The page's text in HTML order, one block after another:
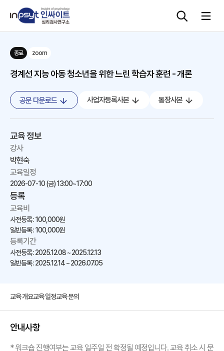
심리검사
상담도구
교육 워크숍
단체검사
종료 zoom
경계선 지능 아동 청소년을 위한 느린 학습자 훈련 - 개론
교육 정보
강사
박현숙
교육일정
2026-07-10 (금)13:00~17:00
등록
교육비
사전등록 : 100,000원
일반등록 : 100,000원
등록기간
사전등록 : 2025.12.08 ~ 2025.12.13
일반등록 : 2025.12.14 ~ 2026.07.05
공문 다운로드 사업자등록사본 통장사본
교육 개요교육 일정교육 문의
안내사항
* 워크숍 진행여부는 교육 일주일 전 확정될 예정입니다. 교육 취소 시 문